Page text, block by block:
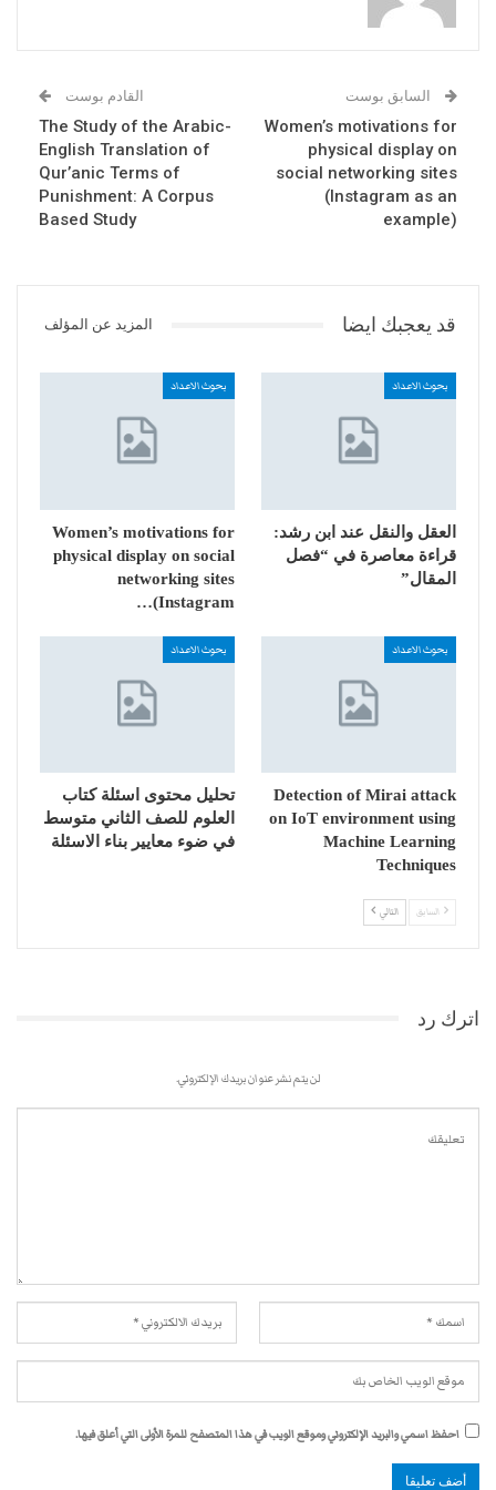
السابق بوست
Women’s motivations for
physical display on
social networking sites
(Instagram as an
example)
القادم بوست
The Study of the Arabic-
English Translation of
Qur’anic Terms of
Punishment: A Corpus
Based Study
قد يعجبك ايضا المزيد عن المؤلف
بحوث الاعداد
العقل والنقل عند ابن رشد:
قراءة معاصرة في “فصل
المقال”
بحوث الاعداد
Women’s motivations for
physical display on social
networking sites
(Instagram…
بحوث الاعداد
Detection of Mirai attack
on IoT environment using
Machine Learning
Techniques
بحوث الاعداد
تحليل محتوى اسئلة كتاب
العلوم للصف الثاني متوسط
في ضوء معايير بناء الاسئلة
السابق التالي
اترك رد
لن يتم نشر عنوان بريدك الإلكتروني.
احفظ اسمي والبريد الإلكتروني وموقع الويب في هذا المتصفح للمرة الأولى التي أعلق فيها.